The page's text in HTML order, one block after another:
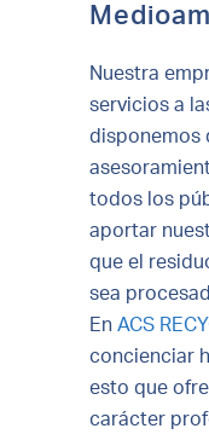
Nuestra
servicios a
disponemos
todos los
aportar
que el
sea
En ACS
concienciar
esto que
carácter